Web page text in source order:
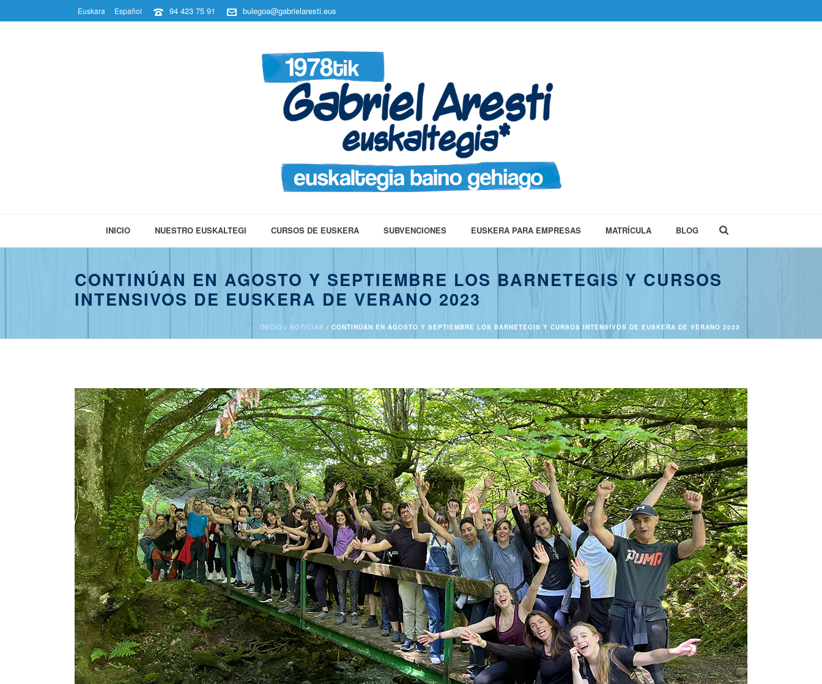
Euskara Español 94 423 75 91 bulegoa@gabrielaresti.eus
INICIO NUESTRO EUSKALTEGI CURSOS DE EUSKERA SUBVENCIONES EUSKERA PARA EMPRESAS MATRÍCULA BLOG
CONTINÚAN EN AGOSTO Y SEPTIEMBRE LOS BARNETEGIS Y CURSOS
INTENSIVOS DE EUSKERA DE VERANO 2023
INICIO / NOTICIAS / CONTINÚAN EN AGOSTO Y SEPTIEMBRE LOS BARNETEGIS Y CURSOS INTENSIVOS DE EUSKERA DE VERANO 2023